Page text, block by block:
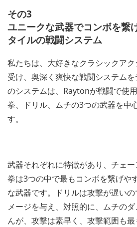
その3
ユニークな武器でコンボを繋
タイルの戦闘システム
私たちは、大好きなクラシックア
受け、奥深く爽快な戦闘システム
のシステムは、Raytonが戦闘で使
拳、ドリル、ムチの3つの武器を中
す。
武器それぞれに特徴があり、チェー
拳は3つの中で最もコンボを繋げや
な武器です。ドリルは攻撃が遅い
メージを与え、対照的に、ムチの
んが、攻撃は素早く、攻撃範囲も最